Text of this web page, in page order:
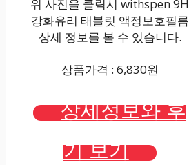
위 사진을 클릭시 withspen 9H
강화유리 태블릿 액정보호필름
상세 정보를 볼 수 있습니다.
상품가격 : 6,830원
상세정보와 후
기 보기